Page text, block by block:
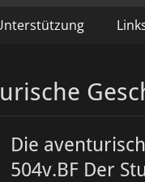
Die
504v.BF Der